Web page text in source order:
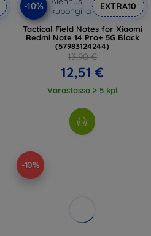
-10%
kupongilla
EXTRA10
Tactical Field Notes for Xiaomi
Redmi Note 14 Pro+ 5G Black
(57983124244)
13,90 €
12,51 €
Varastossa > 5 kpl
-10%